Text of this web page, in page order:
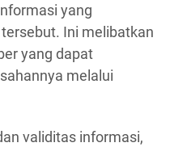
yang
Ini melibatkan
yang dapat
melalui
validitas informasi,